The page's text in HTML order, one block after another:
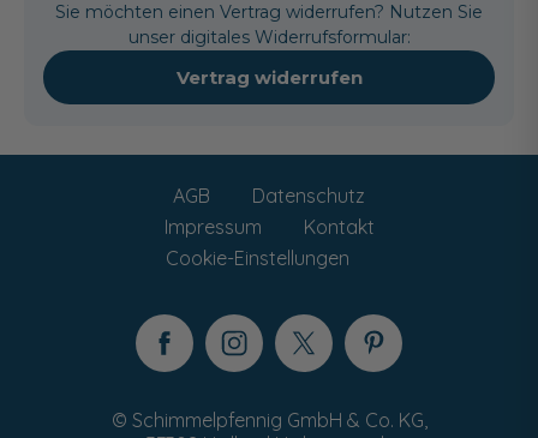
Sie möchten einen Vertrag widerrufen? Nutzen Sie
unser digitales Widerrufsformular:
Vertrag widerrufen
AGB
Datenschutz
Impressum
Kontakt
Cookie-Einstellungen
© Schimmelpfennig GmbH & Co. KG,